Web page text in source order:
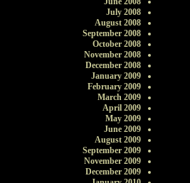
July 2008
August 2008
September 2008
October 2008
November 2008
December 2008
January 2009
February 2009
March 2009
April 2009
May 2009
June 2009
August 2009
September 2009
November 2009
December 2009